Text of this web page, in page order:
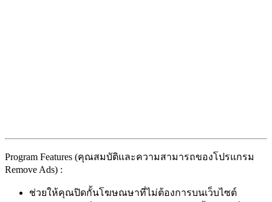
Program Features (คุณสมบัติและความสามารถของโปรแกรม
Remove Ads) :
ช่วยให้คุณปิดกั้นโฆษณษาที่ไม่ต้องการบนเว็บไซต์